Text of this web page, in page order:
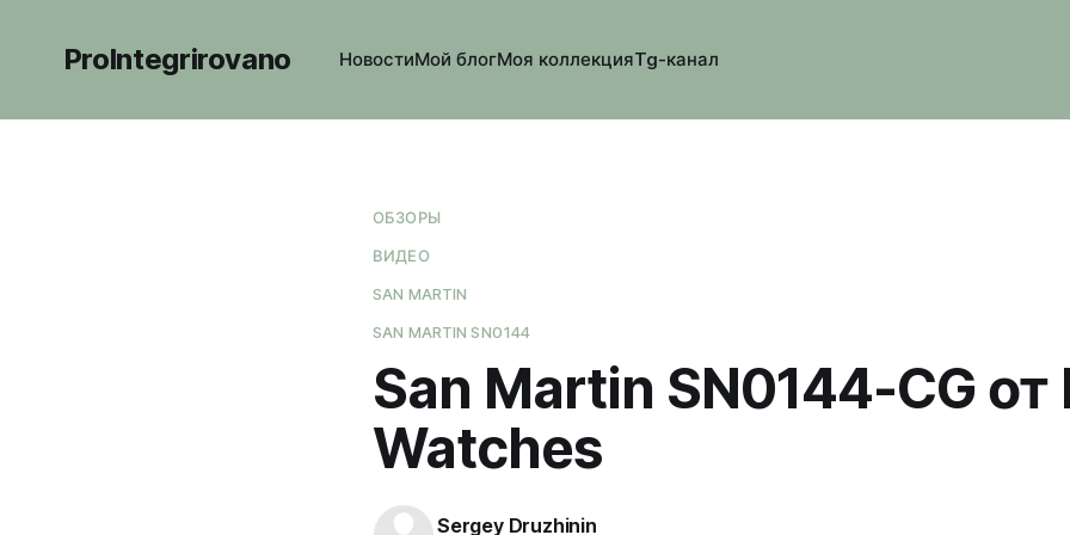
ProIntegrirovano НовостиМой блогМоя коллекцияTg-канал
ОБЗОРЫ
ВИДЕО
SAN MARTIN
SAN MARTIN SN0144
San Martin SN0144-CG от
Watches
Sergey Druzhinin